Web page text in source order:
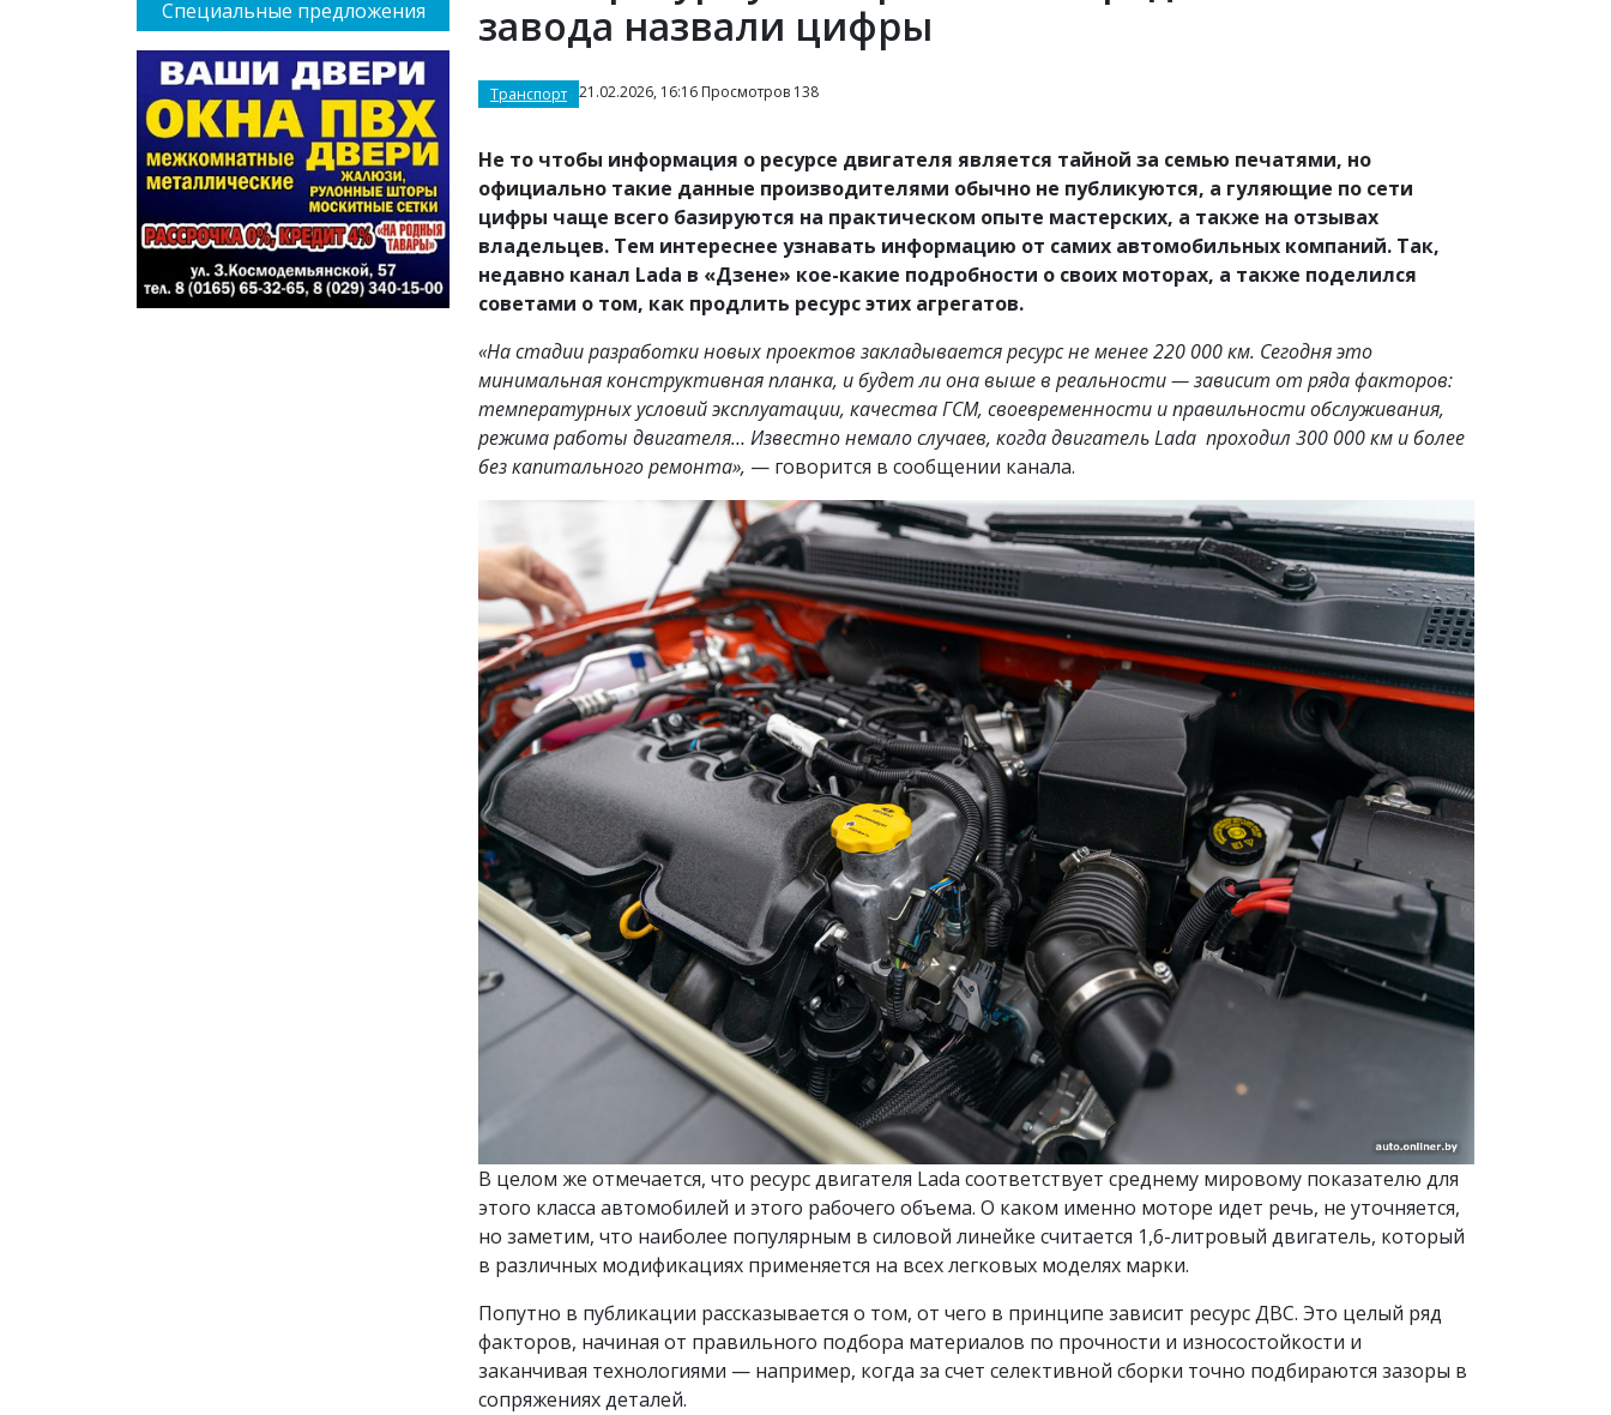
Специальные предложения
завода назвали цифры
Транспорт 21.02.2026, 16:16 Просмотров 138
Не то чтобы информация о ресурсе двигателя является тайной за семью печатями, но
официально такие данные производителями обычно не публикуются, а гуляющие по сети
цифры чаще всего базируются на практическом опыте мастерских, а также на отзывах
владельцев. Тем интереснее узнавать информацию от самих автомобильных компаний. Так,
недавно канал Lada в «Дзене» кое-какие подробности о своих моторах, а также поделился
советами о том, как продлить ресурс этих агрегатов.
«На стадии разработки новых проектов закладывается ресурс не менее 220 000 км. Сегодня это
минимальная конструктивная планка, и будет ли она выше в реальности — зависит от ряда факторов:
температурных условий эксплуатации, качества ГСМ, своевременности и правильности обслуживания,
режима работы двигателя… Известно немало случаев, когда двигатель Lada проходил 300 000 км и более
без капитального ремонта», — говорится в сообщении канала.
В целом же отмечается, что ресурс двигателя Lada соответствует среднему мировому показателю для
этого класса автомобилей и этого рабочего объема. О каком именно моторе идет речь, не уточняется,
но заметим, что наиболее популярным в силовой линейке считается 1,6-литровый двигатель, который
в различных модификациях применяется на всех легковых моделях марки.
Попутно в публикации рассказывается о том, от чего в принципе зависит ресурс ДВС. Это целый ряд
факторов, начиная от правильного подбора материалов по прочности и износостойкости и
заканчивая технологиями — например, когда за счет селективной сборки точно подбираются зазоры в
сопряжениях деталей.